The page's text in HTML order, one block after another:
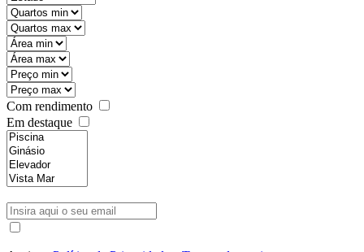
Com rendimento
Em destaque